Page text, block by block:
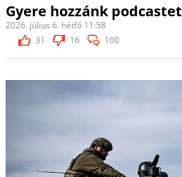
Gyere hozzánk
2026. július 6. hétfő 11:58
31
16 100